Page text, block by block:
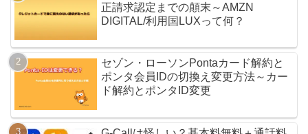
正請求認定までの顛末～AMZN
DIGITAL/利用国LUXって何？
セゾン・ローソンPontaカード解約と
ポンタ会員IDの切換え変更方法～カー
ド解約とポンタID変更